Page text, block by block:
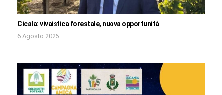
Cicala: vivaistica forestale, nuova opportunità
6 Agosto 2026